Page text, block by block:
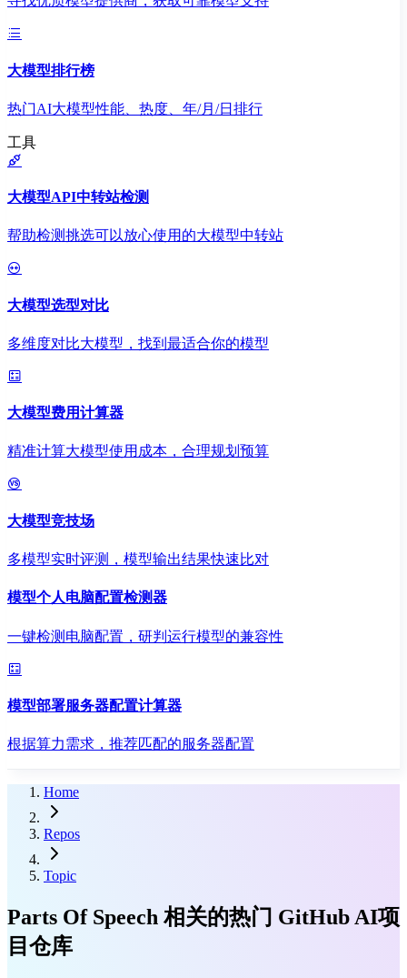
大模型排行榜
热门AI大模型性能、热度、年/月/日排行
工具
大模型API中转站检测
帮助检测挑选可以放心使用的大模型中转站
大模型选型对比
多维度对比大模型，找到最适合你的模型
大模型费用计算器
精准计算大模型使用成本，合理规划预算
大模型竞技场
多模型实时评测，模型输出结果快速比对
模型个人电脑配置检测器
一键检测电脑配置，研判运行模型的兼容性
模型部署服务器配置计算器
根据算力需求，推荐匹配的服务器配置
Home
Repos
Topic
Parts Of Speech 相关的热门 GitHub AI项
目仓库